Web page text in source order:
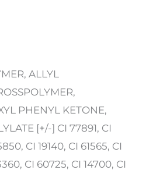
ALLYL
PHENYL KETONE,
[+/-] CI 77891, CI
CI 19140, CI 61565, CI
CI 60725, CI 14700, CI